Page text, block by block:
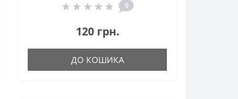
0
120 грн.
ДО КОШИКА